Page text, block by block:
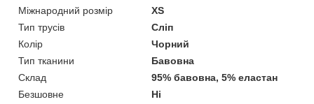
Міжнародний розмір
XS
Тип трусів
Сліп
Колір
Чорний
Тип тканини
Бавовна
Склад
95% бавовна, 5% еластан
Безшовне
Ні